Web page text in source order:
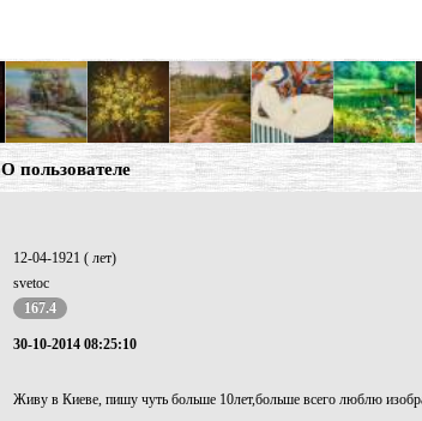
О пользователе
12-04-1921 ( лет)
svetoc
167.4
30-10-2014 08:25:10
Живу в Киеве, пишу чуть больше 10лет,больше всего люблю